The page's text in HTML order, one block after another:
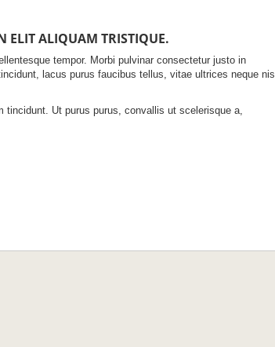
ELIT ALIQUAM TRISTIQUE.
tempor. Morbi pulvinar consectetur justo in
lacus purus faucibus tellus, vitae ultrices neque nisl
tincidunt. Ut purus purus, convallis ut scelerisque a,